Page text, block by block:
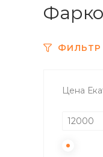
ФИЛЬТР
Цена